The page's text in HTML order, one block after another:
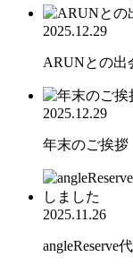
2025.12.29
ARUNとの出
2025.12.29
年末のご挨拶
2025.11.26
angleReserve